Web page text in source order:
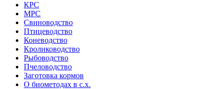
КРС
МРС
Свиноводство
Птицеводство
Коневодство
Кролиководство
Рыбоводство
Пчеловодство
Заготовка кормов
О биометодах в с.х.